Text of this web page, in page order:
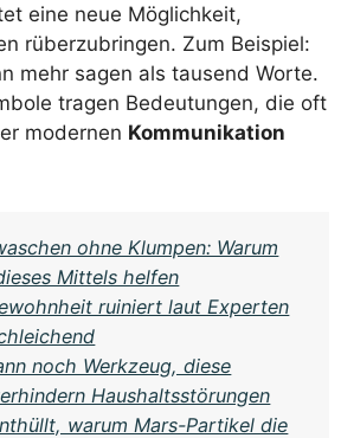
eine neue Möglichkeit,
rüberzubringen. Zum Beispiel:
mehr sagen als tausend Worte.
tragen Bedeutungen, die oft
modernen Kommunikation
ohne Klumpen: Warum
Mittels helfen
ruiniert laut Experten
noch Werkzeug, diese
Haushaltsstörungen
warum Mars-Partikel die